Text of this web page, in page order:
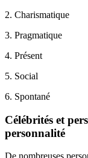
2. Charismatique
3. Pragmatique
4. Présent
5. Social
6. Spontané
Célébrités et
personnalité